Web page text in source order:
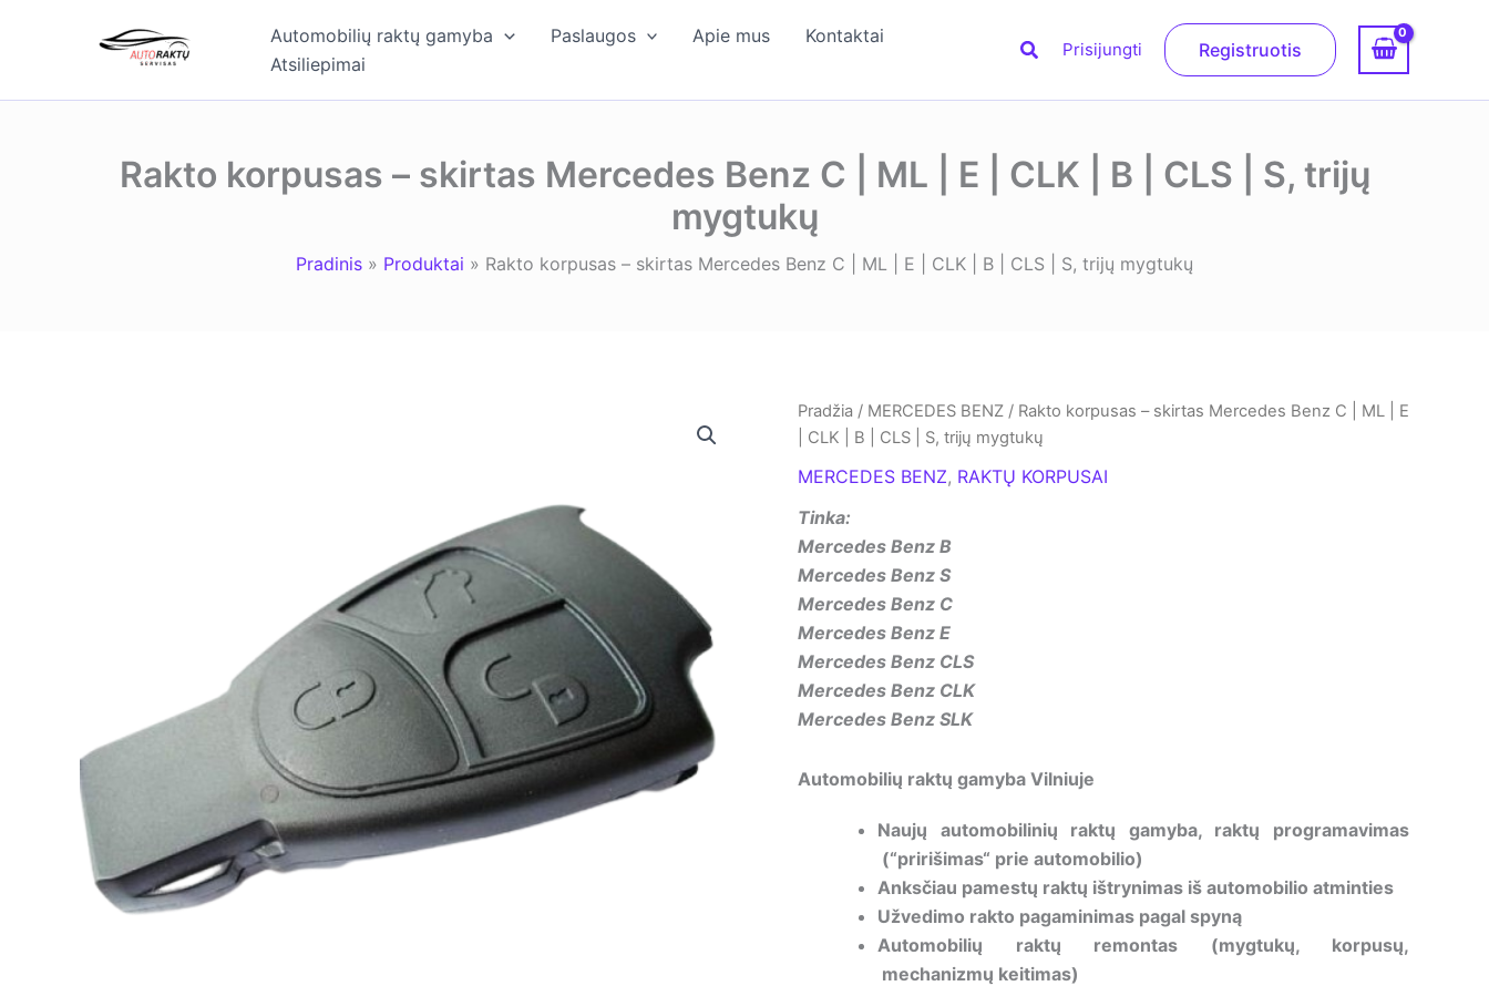
Automobilių raktų gamyba Paslaugos Apie mus
Kontaktai
Atsiliepimai
PaieškaPrisijungti Registruotis
Rakto korpusas – skirtas Mercedes Benz C | ML | E | CLK | B | CLS | S, trijų
mygtukų
Pradinis Produktai Rakto korpusas – skirtas Mercedes Benz C | ML | E | CLK | B | CLS | S, trijų mygtukų
Pradžia / MERCEDES BENZ / Rakto korpusas – skirtas Mercedes Benz C | ML | E
| CLK | B | CLS | S, trijų mygtukų
MERCEDES BENZ, RAKTŲ KORPUSAI
Tinka:
Mercedes Benz B
Mercedes Benz S
Mercedes Benz C
Mercedes Benz E
Mercedes Benz CLS
Mercedes Benz CLK
Mercedes Benz SLK
Automobilių raktų gamyba Vilniuje
Naujų automobilinių raktų gamyba, raktų programavimas
(“pririšimas“ prie automobilio)
Anksčiau pamestų raktų ištrynimas iš automobilio atminties
Užvedimo rakto pagaminimas pagal spyną
Automobilių raktų remontas (mygtukų, korpusų,
mechanizmų keitimas)